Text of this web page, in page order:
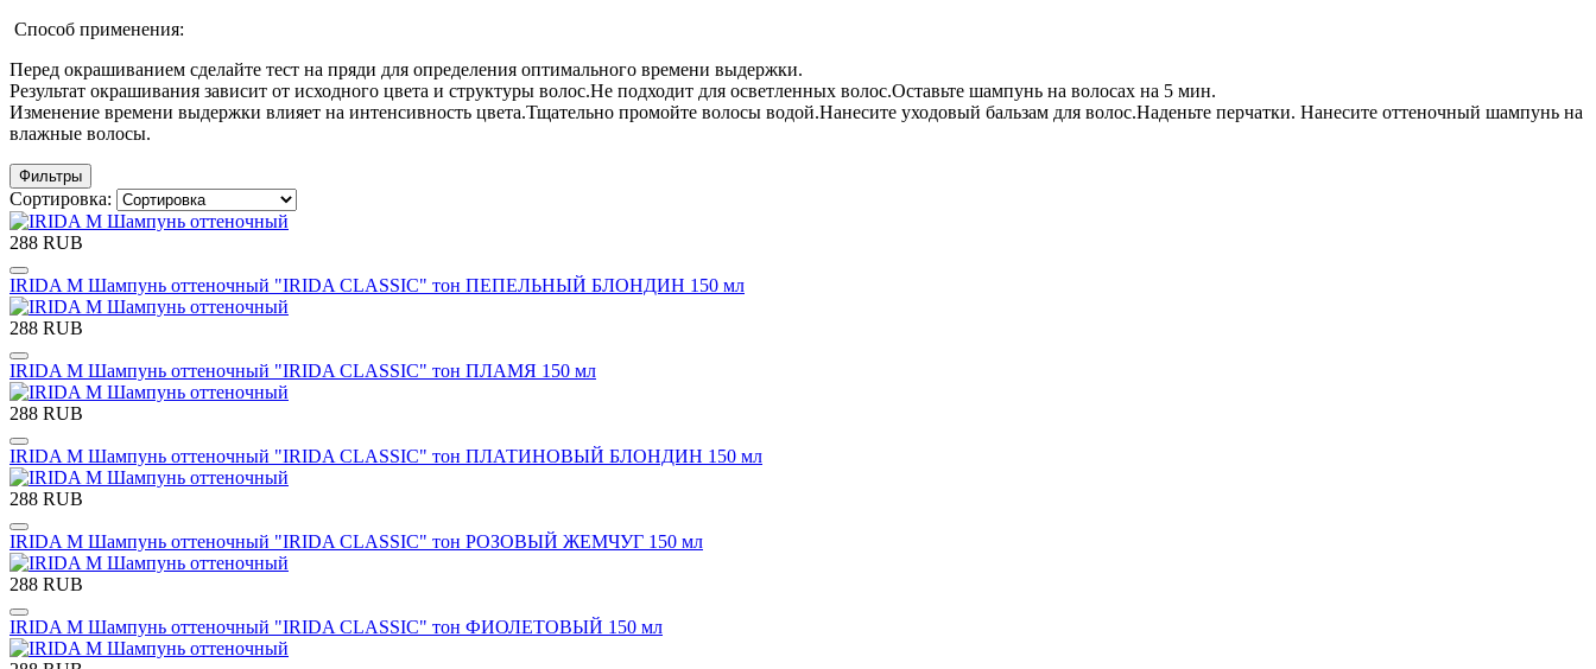
Способ применения:
Перед окрашиванием сделайте тест на пряди для определения оптимального времени выдержки.
Результат окрашивания зависит от исходного цвета и структуры волос.Не подходит для осветленных волос.Оставьте шампунь на волосах на 5 мин.
Изменение времени выдержки влияет на интенсивность цвета.Тщательно промойте волосы водой.Нанесите уходовый бальзам для волос.Наденьте перчатки. Нанесите оттеночный шампунь на
влажные волосы.
Фильтры
Сортировка:
288 RUB
IRIDA М Шампунь оттеночный "IRIDA CLASSIC" тон ПЕПЕЛЬНЫЙ БЛОНДИН 150 мл
288 RUB
IRIDA М Шампунь оттеночный "IRIDA CLASSIC" тон ПЛАМЯ 150 мл
288 RUB
IRIDA М Шампунь оттеночный "IRIDA CLASSIC" тон ПЛАТИНОВЫЙ БЛОНДИН 150 мл
288 RUB
IRIDA М Шампунь оттеночный "IRIDA CLASSIC" тон РОЗОВЫЙ ЖЕМЧУГ 150 мл
288 RUB
IRIDA М Шампунь оттеночный "IRIDA CLASSIC" тон ФИОЛЕТОВЫЙ 150 мл